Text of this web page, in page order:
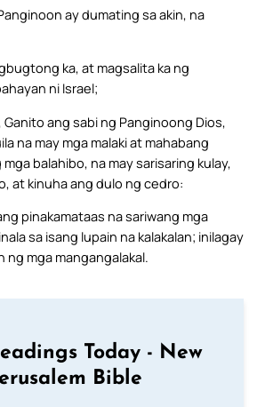
ay dumating sa akin, na
ka, at magsalita ka ng
ni Israel;
ang sabi ng Panginoong Dios,
na may mga malaki at mahabang
balahibo, na may sarisaring kulay,
at kinuha ang dulo ng cedro:
pinakamataas na sariwang mga
sa isang lupain na kalakalan; inilagay
ng mga mangangalakal.
Today - New
Bible